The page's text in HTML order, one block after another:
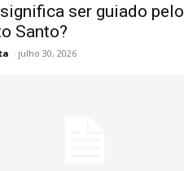
ser guiado pelo
Santo?
- julho 30, 2026